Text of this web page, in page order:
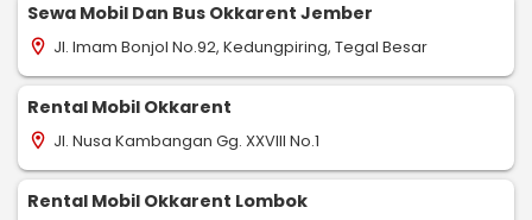
Sewa Mobil Dan Bus Okkarent Jember
location_on Jl. Imam Bonjol No.92, Kedungpiring, Tegal Besar
Rental Mobil Okkarent
location_on Jl. Nusa Kambangan Gg. XXVIII No.1
Rental Mobil Okkarent Lombok